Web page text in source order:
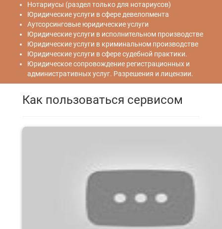
Нотариусы (раздел только для нотариусов)
Юридические услуги в сфере девелопмента
Аутсорсинговые юридические услуги
Юридические услуги в исполнительном производстве
Юридические услуги в криминальном производстве
Юридические услуги в сфере судебной практики.
Юридическое сопровождение регистрационных и
административных услуг. Разрешения и лицензии.
Как пользоваться сервисом